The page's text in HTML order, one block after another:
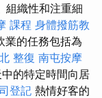
組織性和注重細
課程 身體撥筋教
業的任務包括為
整復 南屯按摩
的特定時間向居
登記 熱情好客的